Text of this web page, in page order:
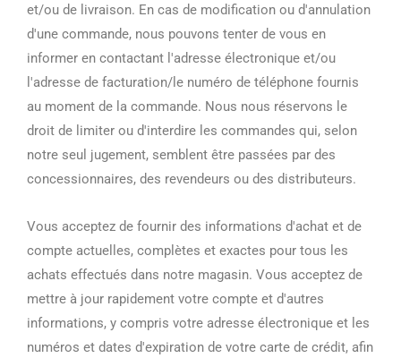
et/ou de livraison. En cas de modification ou d'annulation
d'une commande, nous pouvons tenter de vous en
informer en contactant l'adresse électronique et/ou
l'adresse de facturation/le numéro de téléphone fournis
au moment de la commande. Nous nous réservons le
droit de limiter ou d'interdire les commandes qui, selon
notre seul jugement, semblent être passées par des
concessionnaires, des revendeurs ou des distributeurs.
Vous acceptez de fournir des informations d'achat et de
compte actuelles, complètes et exactes pour tous les
achats effectués dans notre magasin. Vous acceptez de
mettre à jour rapidement votre compte et d'autres
informations, y compris votre adresse électronique et les
numéros et dates d'expiration de votre carte de crédit, afin